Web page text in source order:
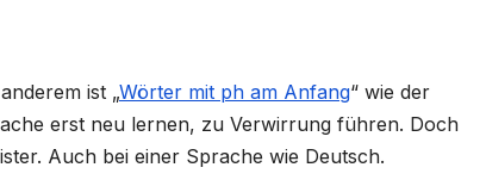
ist „Wörter mit ph am Anfang“ wie der
erst neu lernen, zu Verwirrung führen. Doch
Auch bei einer Sprache wie Deutsch.